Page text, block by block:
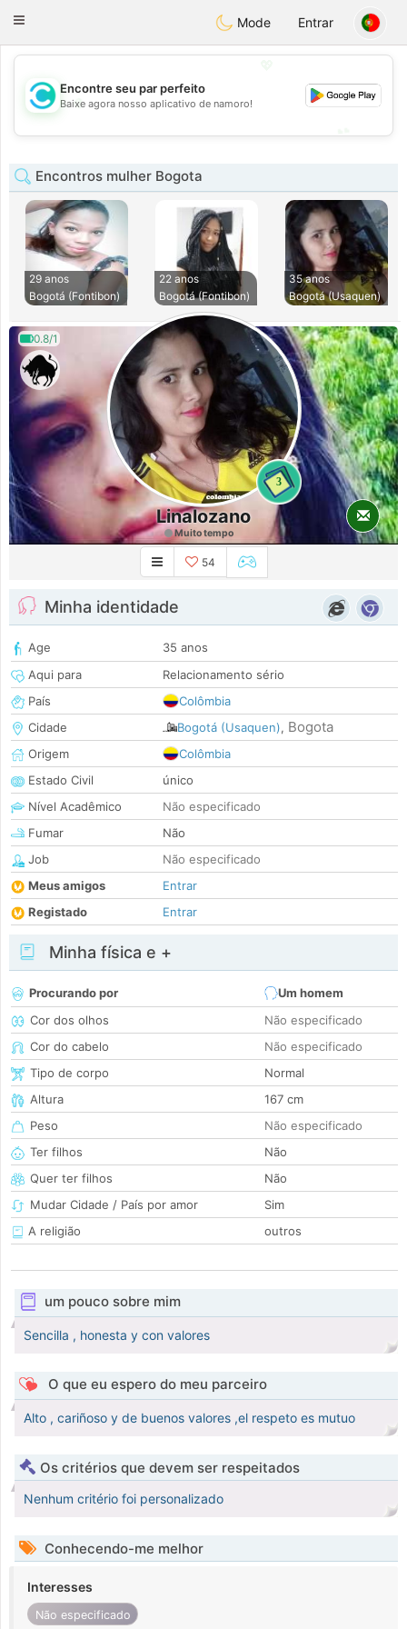
olombiaCitas
Toggle
Mode Entrar
💖
💕
Encontre seu par perfeito
Baixe agora nosso aplicativo de namoro!
Encontros mulher Bogota
29 anos
Bogotá (Fontibon)
22 anos
Bogotá (Fontibon)
35 anos
Bogotá (Usaquen)
0.8/1
3
Linalozano
Muito tempo
54
Minha identidade
Age
35 anos
Aqui para
Relacionamento sério
País
Colômbia
Cidade
Bogotá (Usaquen), Bogota
Origem
Colômbia
Estado Civil
único
Nível Acadêmico
Não especificado
Fumar
Não
Job
Não especificado
Meus amigos
Entrar
Registado
Entrar
Minha física e +
Procurando por
Um homem
Cor dos olhos
Não especificado
Cor do cabelo
Não especificado
Tipo de corpo
Normal
Altura
167 cm
Peso
Não especificado
Ter filhos
Não
Quer ter filhos
Não
Mudar Cidade / País por amor
Sim
A religião
outros
um pouco sobre mim
Sencilla , honesta y con valores
O que eu espero do meu parceiro
Alto , cariñoso y de buenos valores ,el respeto es mutuo
Os critérios que devem ser respeitados
Nenhum critério foi personalizado
Conhecendo-me melhor
Interesses
Não especificado